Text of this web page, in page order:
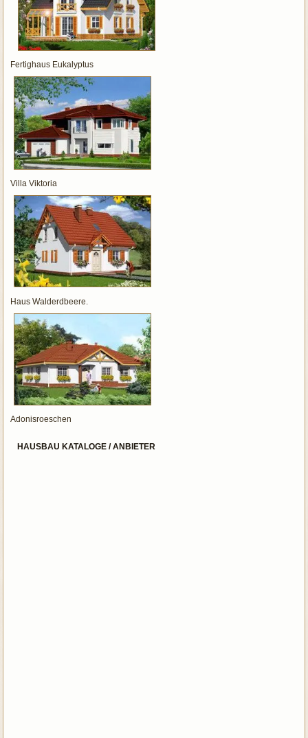
Fertighaus Eukalyptus
Villa Viktoria
Haus Walderdbeere.
Adonisroeschen
HAUSBAU KATALOGE / ANBIETER